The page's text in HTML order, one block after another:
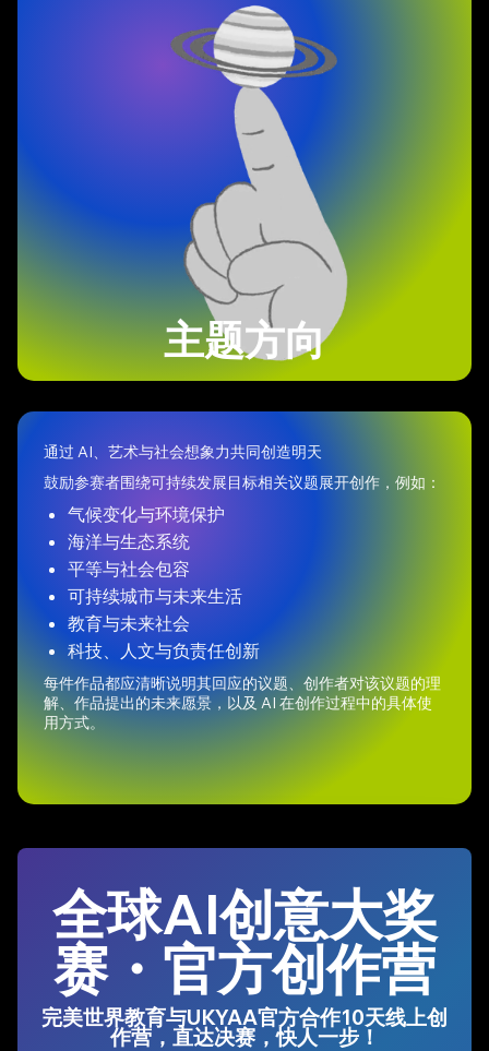
主题方向
通过 AI、艺术与社会想象力共同创造明天
鼓励参赛者围绕可持续发展目标相关议题展开创作，例如：
气候变化与环境保护
海洋与生态系统
平等与社会包容
可持续城市与未来生活
教育与未来社会
科技、人文与负责任创新
每件作品都应清晰说明其回应的议题、创作者对该议题的理
解、作品提出的未来愿景，以及 AI 在创作过程中的具体使
用方式。
全球AI创意大奖
赛・官方创作营
完美世界教育与UKYAA官方合作10天线上创
作营，直达决赛，快人一步！